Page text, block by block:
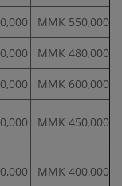
MMK 550,000
MMK 480,000
MMK 600,000
MMK 450,000
MMK 400,000